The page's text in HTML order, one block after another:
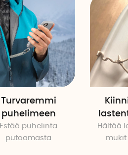
Turvaremmi
puhelimeen
Estää puhelinta
putoamasta
Hältää